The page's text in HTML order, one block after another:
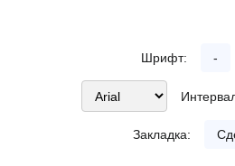
Шрифт: -
Закладка: